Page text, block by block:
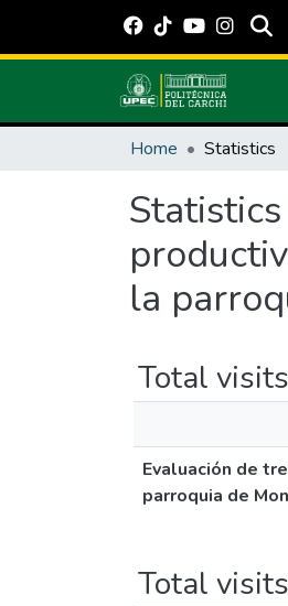
Home Statistics
la
Total visits
Evaluación de
parroquia de
Total